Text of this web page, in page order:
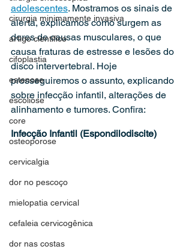
cirurgia minimamente invasiva
artigo científico
cifoplastia
estenose
escoliose
core
osteoporose
cervicalgia
dor no pescoço
mielopatia cervical
cefaleia cervicogênica
dor nas costas
adolescentes. Mostramos os sinais de
alerta, explicamos como surgem as
dores de causas musculares, o que
causa fraturas de estresse e lesões do
disco intervertebral. Hoje
prosseguiremos o assunto, explicando
sobre infecção infantil, alterações de
alinhamento e tumores. Confira:
Infecção Infantil (Espondilodiscite)